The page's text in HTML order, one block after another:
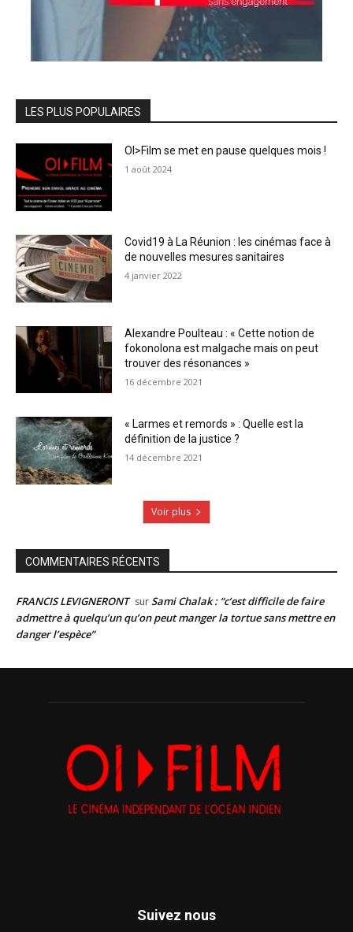
LES PLUS POPULAIRES
OI>Film se met en pause quelques mois !
1 août 2024
Covid19 à La Réunion : les cinémas face à
de nouvelles mesures sanitaires
4 janvier 2022
Alexandre Poulteau : « Cette notion de
fokonolona est malgache mais on peut
trouver des résonances »
16 décembre 2021
« Larmes et remords » : Quelle est la
définition de la justice ?
14 décembre 2021
Voir plus
COMMENTAIRES RÉCENTS
FRANCIS LEVIGNERONT surSami Chalak : “c’est difficile de faire
admettre à quelqu’un qu’on peut manger la tortue sans mettre en
danger l’espèce”
Suivez nous